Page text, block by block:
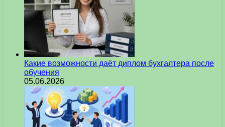
Какие возможности даёт диплом бухгалтера после
обучения
05.06.2026